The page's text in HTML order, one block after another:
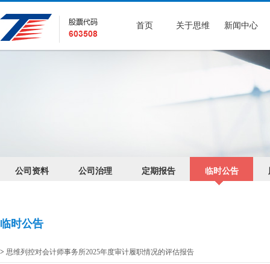
首页 关于思维 新闻中心
公司资料 公司治理 定期报告 临时公告
临时公告
> 思维列控对会计师事务所2025年度审计履职情况的评估报告